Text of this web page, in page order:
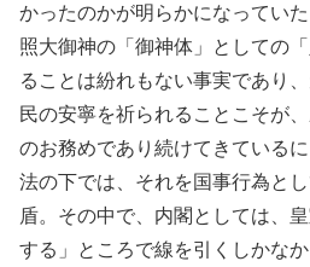
かったのかが明らかになってい
照大御神の「御神体」としての
ることは紛れもない事実であり
民の安寧を祈られることこそが
のお務めであり続けてきている
法の下では、それを国事行為と
盾。その中で、内閣としては、
する」ところで線を引くしかな